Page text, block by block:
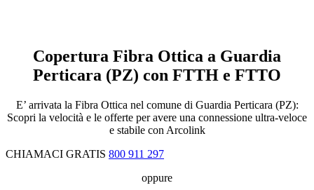
Copertura Fibra Ottica a Guardia
Perticara (PZ) con FTTH e FTTO
E’ arrivata la Fibra Ottica nel comune di Guardia Perticara (PZ):
Scopri la velocità e le offerte per avere una connessione ultra-veloce
e stabile con Arcolink
CHIAMACI GRATIS 800 911 297
oppure